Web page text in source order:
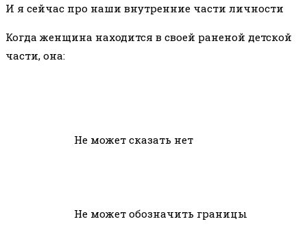
записи:
И я сейчас про наши внутренние части личности
Когда женщина находится в своей раненой детской
части, она:
Не может сказать нет
Не может обозначить границы